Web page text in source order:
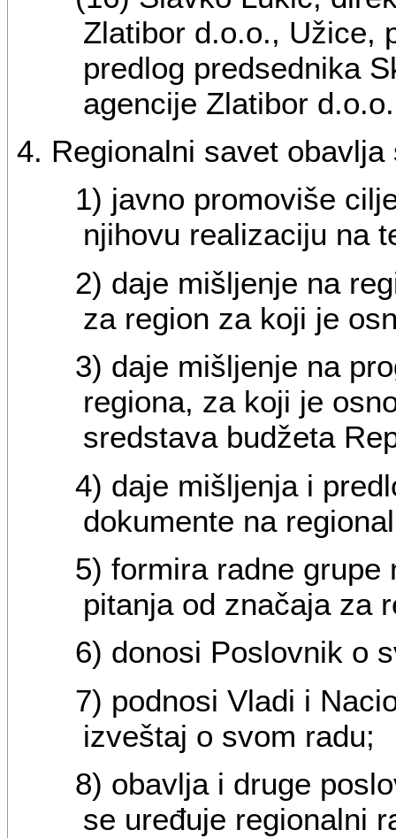
Zlatibor d.o.o., Užice,
predlog predsednika
agencije Zlatibor
4. Regionalni savet
1) javno promoviše
njihovu realizaciju na
2) daje mišljenje na
za region za koji je
3) daje mišljenje na
regiona, za koji je
sredstava budžeta
4) daje mišljenja i
dokumente na
5) formira radne grupe
pitanja od značaja za
6) donosi Poslovnik o
7) podnosi Vladi i
izveštaj o svom radu;
8) obavlja i druge
se uređuje regionalni